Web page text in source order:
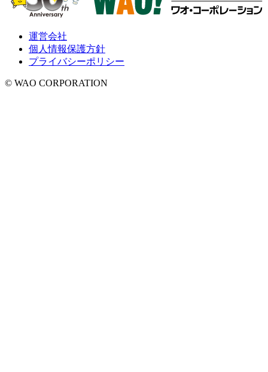
運営会社
個人情報保護方針
プライバシーポリシー
© WAO CORPORATION